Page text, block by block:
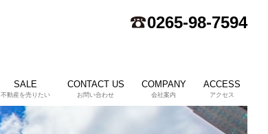
0265-98-7594
SALE
不動産を売りたい
CONTACT US
お問い合わせ
COMPANY
会社案内
ACCESS
アクセス